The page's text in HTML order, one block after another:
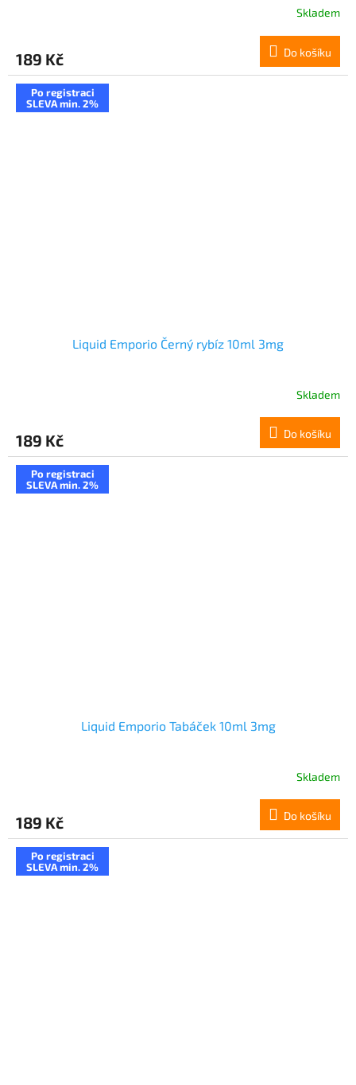
Skladem
189 Kč Do košíku
Po registraci
SLEVA min. 2%
Liquid Emporio Černý rybíz 10ml 3mg
Skladem
189 Kč Do košíku
Po registraci
SLEVA min. 2%
Liquid Emporio Tabáček 10ml 3mg
Skladem
189 Kč Do košíku
Po registraci
SLEVA min. 2%